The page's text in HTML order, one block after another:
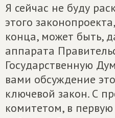
Я сейчас не буду
этого
конца, может быть,
аппарата
Государственную
вами обсуждение
ключевой закон. С
комитетом, в